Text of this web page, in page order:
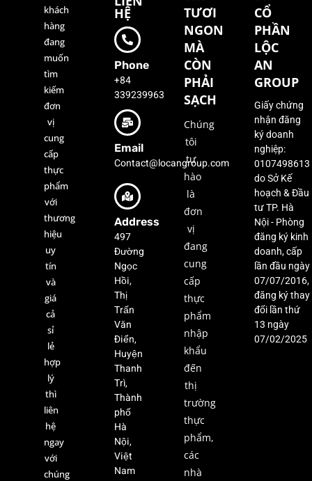
khách
hàng
đang
muốn
tìm
kiếm
đơn
vị
cung
cấp
thực
phẩm
với
thương
hiệu
uy
tín
và
giá
cả
sỉ
lẻ
hợp
lý
thì
liên
hệ
ngay
với
chúng
HỆ
Phone
+84
339239963
Email
Contact@locangroup.com
Address
497
Đường
Ngọc
Hồi,
Thị
Trấn
Văn
Điển,
Huyện
Thanh
Trì,
Thành
phố
Hà
Nội,
Việt
Nam
TƯƠI
NGON
MÀ
CÒN
PHẢI
SẠCH
Chúng
tôi
tự
hào
là
đơn
vị
đang
cung
cấp
thực
phẩm
nhập
khẩu
đến
thị
trường
thực
phẩm,
các
nhà
CỔ
PHẦN
LỘC
AN
GROUP
Giấy chứng
nhận đăng
ký doanh
nghiệp:
0107498613
do Sở Kế
hoạch & Đầu
tư TP. Hà
Nội - Phòng
đăng ký kinh
doanh, cấp
lần đầu ngày
07/07/2016,
đăng ký thay
đổi lần thứ
13 ngày
07/02/2025